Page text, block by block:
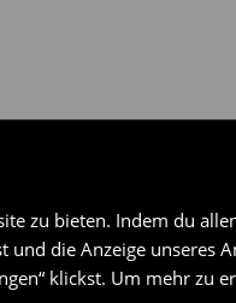
zu bieten. Indem du
die Anzeige unseres
klickst. Um mehr zu